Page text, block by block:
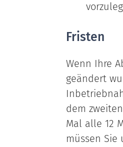
Fristen
Wenn Ihre
geändert
dem
Mal alle 12
müssen Sie